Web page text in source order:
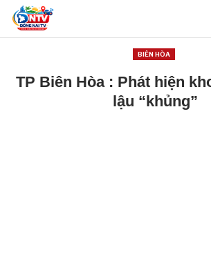
BIÊN HÒA
TP Biên Hòa : Phát hiện
lậu “khủng”